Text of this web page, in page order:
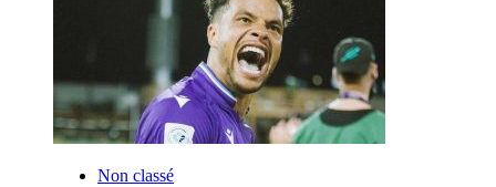
Non classé